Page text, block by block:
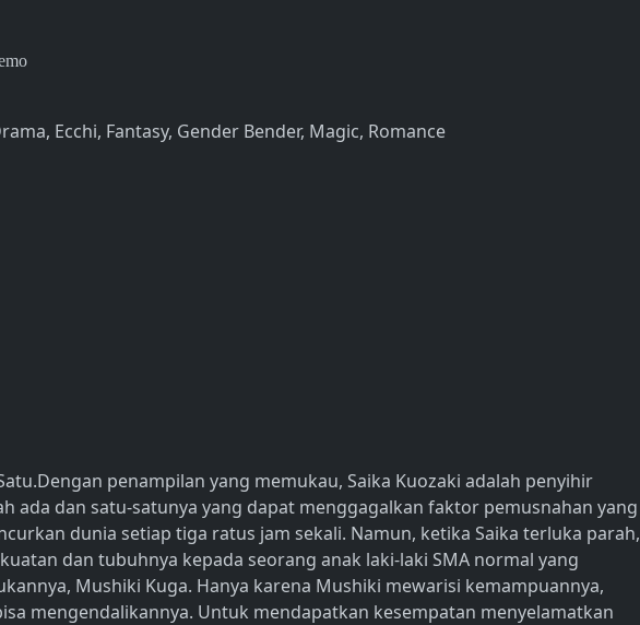
Ecchi, Fantasy, Gender Bender, Magic, Romance
penampilan yang memukau, Saika Kuozaki adalah penyihir
ada dan satu-satunya yang dapat menggagalkan faktor pemusnahan yang
dunia setiap tiga ratus jam sekali. Namun, ketika Saika terluka parah,
dan tubuhnya kepada seorang anak laki-laki SMA normal yang
Mushiki Kuga. Hanya karena Mushiki mewarisi kemampuannya,
mengendalikannya. Untuk mendapatkan kesempatan menyelamatkan